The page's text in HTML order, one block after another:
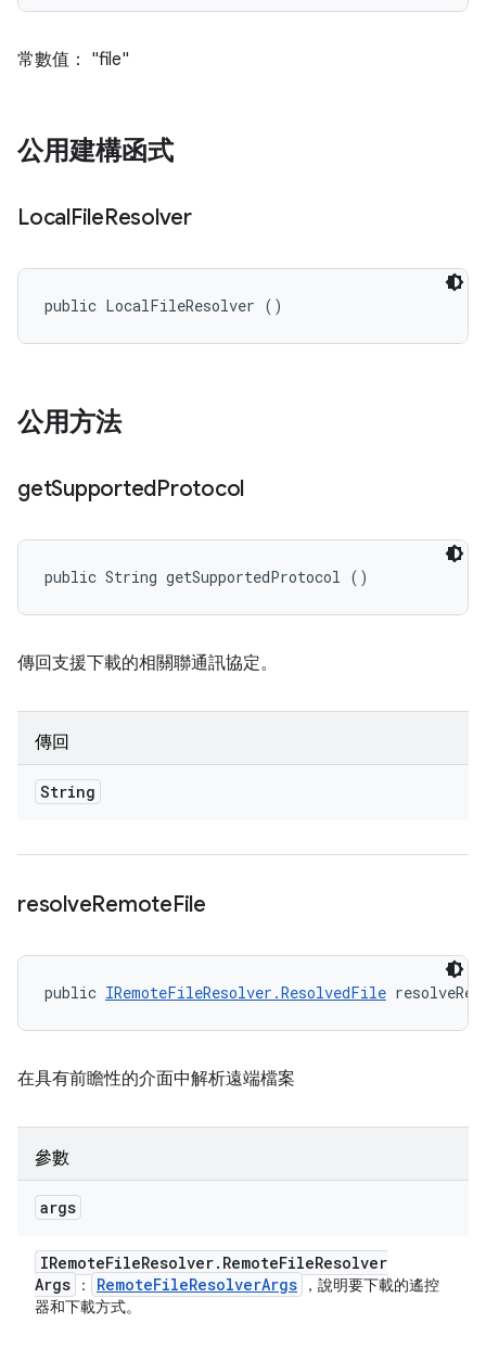
常數值： "file"
公用建構函式
LocalFileResolver
public LocalFileResolver ()
公用方法
getSupportedProtocol
public String getSupportedProtocol ()
傳回支援下載的相關聯通訊協定。
傳回
String
resolveRemoteFile
public IRemoteFileResolver.ResolvedFile
在具有前瞻性的介面中解析遠端檔案
參數
args
IRemoteFileResolver. RemoteFileResolver
Args
： RemoteFileResolverArgs
，說明要下載的遙控
器和下載方式。